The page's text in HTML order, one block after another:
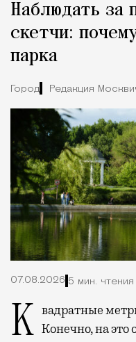
Наблюдать за
скетчи:
парка
Город Редакция
07.08.2026 5 мин. чтения
Квадратные метры, планировки, вид из окон. Конечно, на